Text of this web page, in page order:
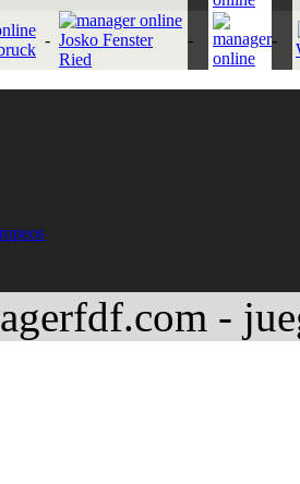
- Josko Fenster
Ried
- -
-